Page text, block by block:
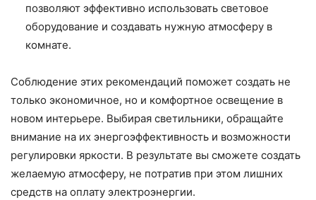
позволяют эффективно использовать световое
оборудование и создавать нужную атмосферу в
комнате.
Соблюдение этих рекомендаций поможет создать не
только экономичное, но и комфортное освещение в
новом интерьере. Выбирая светильники, обращайте
внимание на их энергоэффективность и возможности
регулировки яркости. В результате вы сможете создать
желаемую атмосферу, не потратив при этом лишних
средств на оплату электроэнергии.